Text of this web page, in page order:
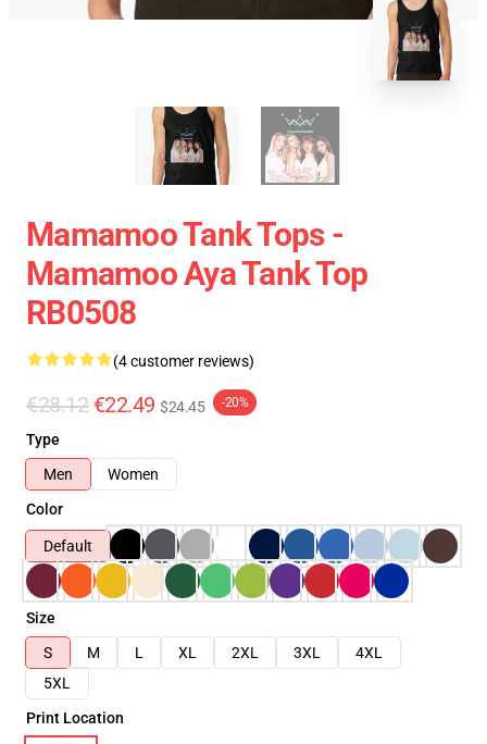
Mamamoo Tank Tops -
Mamamoo Aya Tank Top
RB0508
(4 customer reviews)
€28.12 €22.49 $24.45 -20%
Type
Men
Women
Color
Default
Size
S
M L XL 2XL 3XL
4XL
5XL
Print Location